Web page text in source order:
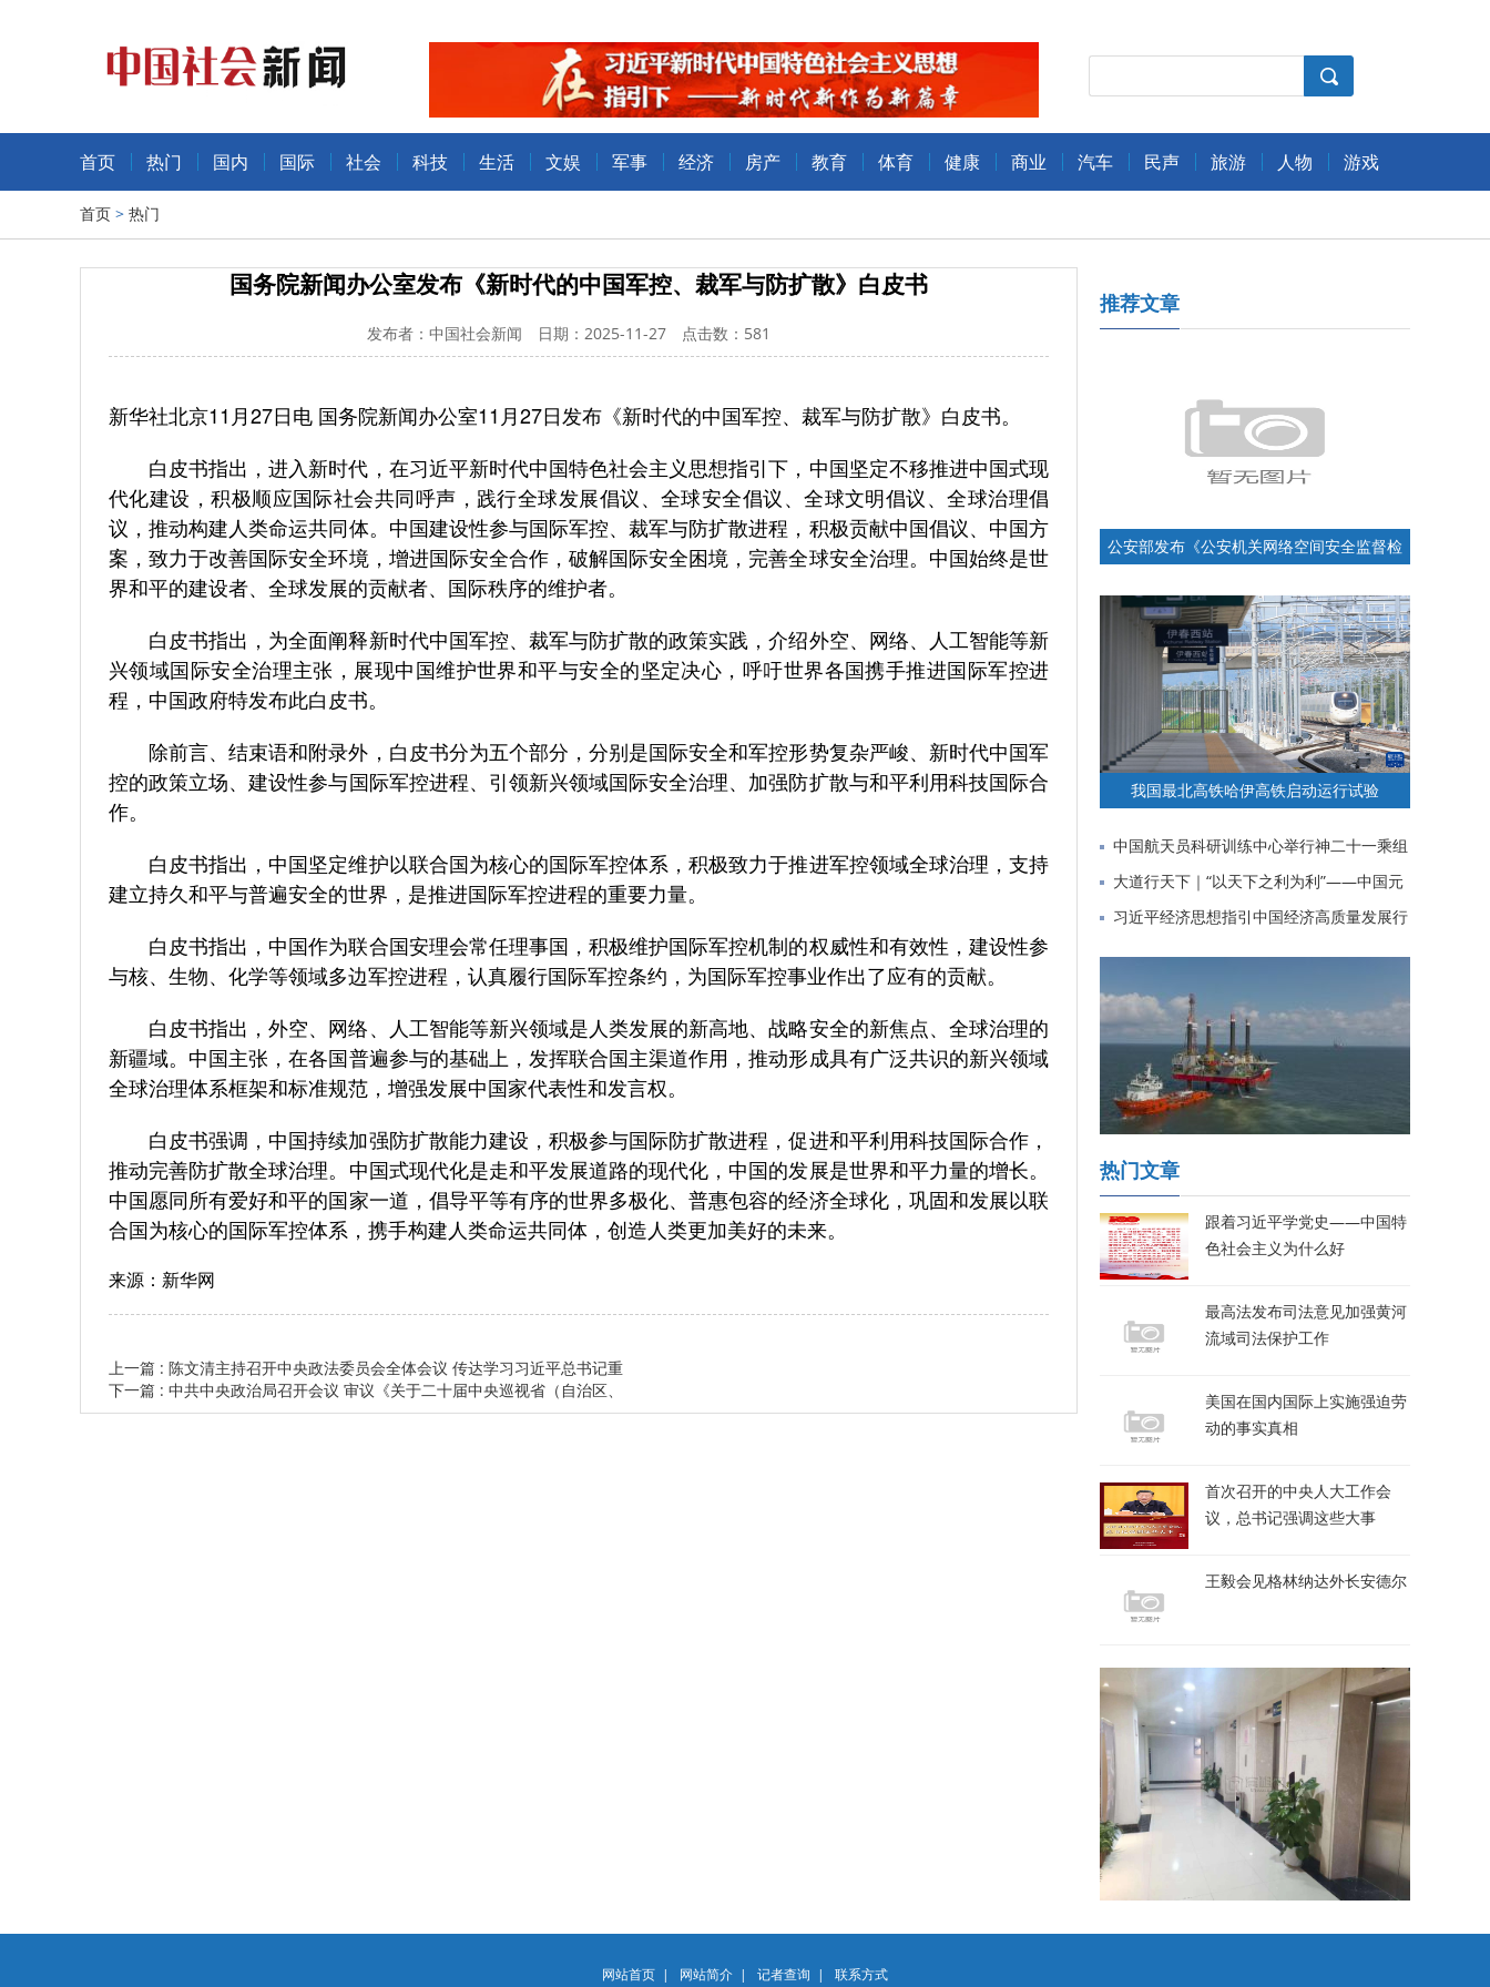
首页 热门 国内 国际 社会 科技 生活 文娱 军事 经济 房产 教育 体育 健康 商业 汽车 民声 旅游 人物 游戏
首页 > 热门
国务院新闻办公室发布《新时代的中国军控、裁军与防扩散》白皮书
发布者：中国社会新闻 日期：2025-11-27 点击数： 581
新华社北京11月27日电 国务院新闻办公室11月27日发布《新时代的中国军控、裁军与防扩散》白皮书。
白皮书指出，进入新时代，在习近平新时代中国特色社会主义思想指引下，中国坚定不移推进中国式现
代化建设，积极顺应国际社会共同呼声，践行全球发展倡议、全球安全倡议、全球文明倡议、全球治理倡
议，推动构建人类命运共同体。中国建设性参与国际军控、裁军与防扩散进程，积极贡献中国倡议、中国方
案，致力于改善国际安全环境，增进国际安全合作，破解国际安全困境，完善全球安全治理。中国始终是世
界和平的建设者、全球发展的贡献者、国际秩序的维护者。
白皮书指出，为全面阐释新时代中国军控、裁军与防扩散的政策实践，介绍外空、网络、人工智能等新
兴领域国际安全治理主张，展现中国维护世界和平与安全的坚定决心，呼吁世界各国携手推进国际军控进
程，中国政府特发布此白皮书。
除前言、结束语和附录外，白皮书分为五个部分，分别是国际安全和军控形势复杂严峻、新时代中国军
控的政策立场、建设性参与国际军控进程、引领新兴领域国际安全治理、加强防扩散与和平利用科技国际合
作。
白皮书指出，中国坚定维护以联合国为核心的国际军控体系，积极致力于推进军控领域全球治理，支持
建立持久和平与普遍安全的世界，是推进国际军控进程的重要力量。
白皮书指出，中国作为联合国安理会常任理事国，积极维护国际军控机制的权威性和有效性，建设性参
与核、生物、化学等领域多边军控进程，认真履行国际军控条约，为国际军控事业作出了应有的贡献。
白皮书指出，外空、网络、人工智能等新兴领域是人类发展的新高地、战略安全的新焦点、全球治理的
新疆域。中国主张，在各国普遍参与的基础上，发挥联合国主渠道作用，推动形成具有广泛共识的新兴领域
全球治理体系框架和标准规范，增强发展中国家代表性和发言权。
白皮书强调，中国持续加强防扩散能力建设，积极参与国际防扩散进程，促进和平利用科技国际合作，
推动完善防扩散全球治理。中国式现代化是走和平发展道路的现代化，中国的发展是世界和平力量的增长。
中国愿同所有爱好和平的国家一道，倡导平等有序的世界多极化、普惠包容的经济全球化，巩固和发展以联
合国为核心的国际军控体系，携手构建人类命运共同体，创造人类更加美好的未来。
来源：新华网
上一篇 : 陈文清主持召开中央政法委员会全体会议 传达学习习近平总书记重
下一篇 : 中共中央政治局召开会议 审议《关于二十届中央巡视省（自治区、
推荐文章
公安部发布《公安机关网络空间安全监督检
我国最北高铁哈伊高铁启动运行试验
中国航天员科研训练中心举行神二十一乘组
与记者见面会
大道行天下｜“以天下之利为利”——中国元
首外交的世界情怀与大
习近平经济思想指引中国经济高质量发展行
稳致远
热门文章
跟着习近平学党史——中国特
色社会主义为什么好
最高法发布司法意见加强黄河
流域司法保护工作
美国在国内国际上实施强迫劳
动的事实真相
首次召开的中央人大工作会
议，总书记强调这些大事
王毅会见格林纳达外长安德尔
网站首页 | 网站简介 | 记者查询 | 联系方式